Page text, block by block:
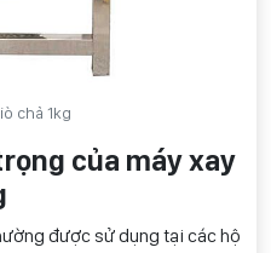
chả 1kg
của máy xay
được sử dụng tại các hộ